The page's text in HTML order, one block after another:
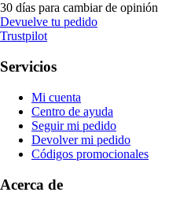
30 días para cambiar de opinión
Devuelve tu pedido
Trustpilot
Servicios
Mi cuenta
Centro de ayuda
Seguir mi pedido
Devolver mi pedido
Códigos promocionales
Acerca de